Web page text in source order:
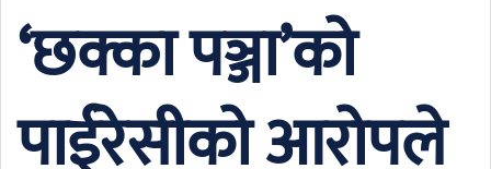
‘छक्का पञ्जा’को
पाईरेसीको आरोपले